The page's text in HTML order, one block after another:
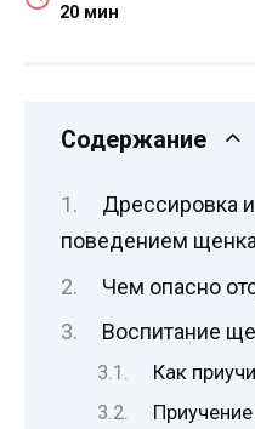
20 мин
Содержание
Дрессировка
поведением
Чем опасно
Воспитание
Как